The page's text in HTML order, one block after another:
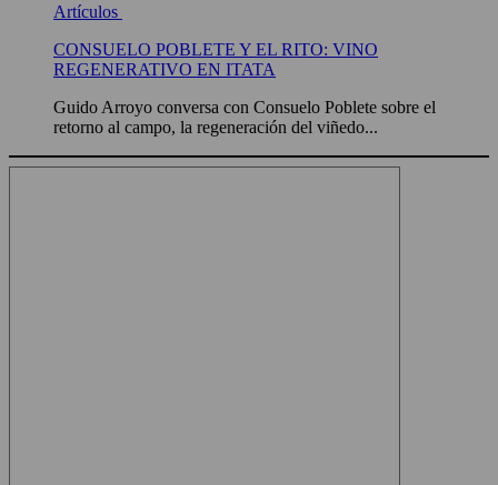
Artículos
CONSUELO POBLETE Y EL RITO: VINO
REGENERATIVO EN ITATA
Guido Arroyo conversa con Consuelo Poblete sobre el
retorno al campo, la regeneración del viñedo...